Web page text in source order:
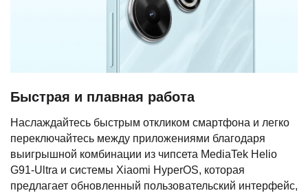
Быстрая и плавная работа
Наслаждайтесь быстрым откликом смартфона и легко
переключайтесь между приложениями благодаря
выигрышной комбинации из чипсета MediaTek Helio
G91-Ultra и системы Xiaomi HyperOS, которая
предлагает обновленный пользовательский интерфейс,